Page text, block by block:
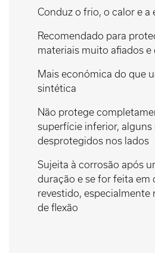
Conduz o frio, o calor e a
Recomendado para
materiais muito afiados e
Mais económica do que
sintética
Não protege
superfície inferior, alguns
desprotegidos nos lados
Sujeita à corrosão após
duração e se for feita em
revestido, especialmente
de flexão